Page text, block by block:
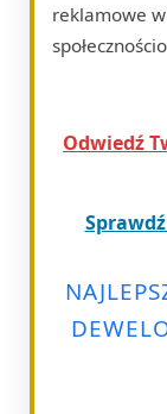
reklamowe
Odwiedź